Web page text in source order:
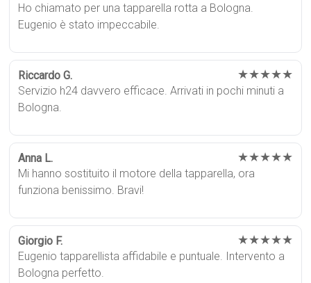
Ho chiamato per una tapparella rotta a Bologna.
Eugenio è stato impeccabile.
Riccardo G. ★★★★★
Servizio h24 davvero efficace. Arrivati in pochi minuti a
Bologna.
Anna L. ★★★★★
Mi hanno sostituito il motore della tapparella, ora
funziona benissimo. Bravi!
Giorgio F. ★★★★★
Eugenio tapparellista affidabile e puntuale. Intervento a
Bologna perfetto.